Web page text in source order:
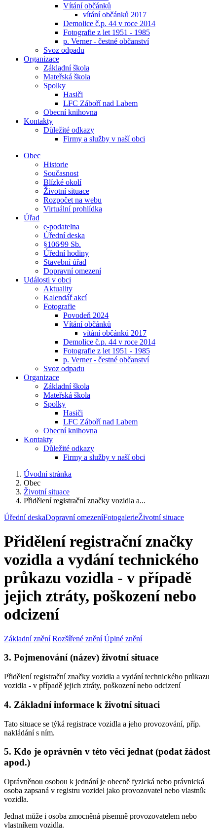
Vítání občánků
vítání občánků 2017
Demolice č.p. 44 v roce 2014
Fotografie z let 1951 - 1985
p. Verner - čestné občanství
Svoz odpadu
Organizace
Základní škola
Mateřská škola
Spolky
Hasiči
LFC Záboří nad Labem
Obecní knihovna
Kontakty
Důležité odkazy
Firmy a služby v naší obci
Obec
Historie
Současnost
Blízké okolí
Životní situace
Rozpočet na webu
Virtuální prohlídka
Úřad
e-podatelna
Úřední deska
§106⁄99 Sb.
Úřední hodiny
Stavební úřad
Dopravní omezení
Události v obci
Aktuality
Kalendář akcí
Fotografie
Povodeň 2024
Vítání občánků
vítání občánků 2017
Demolice č.p. 44 v roce 2014
Fotografie z let 1951 - 1985
p. Verner - čestné občanství
Svoz odpadu
Organizace
Základní škola
Mateřská škola
Spolky
Hasiči
LFC Záboří nad Labem
Obecní knihovna
Kontakty
Důležité odkazy
Firmy a služby v naší obci
Úvodní stránka
Obec
Životní situace
Přidělení registrační značky vozidla a...
Úřední deskaDopravní omezeníFotogalerieŽivotní situace
Přidělení registrační značky
vozidla a vydání technického
průkazu vozidla - v případě
jejich ztráty, poškození nebo
odcizení
Základní znění Rozšířené znění Úplné znění
3. Pojmenování (název) životní situace
Přidělení registrační značky vozidla a vydání technického průkazu
vozidla - v případě jejich ztráty, poškození nebo odcizení
4. Základní informace k životní situaci
Tato situace se týká registrace vozidla a jeho provozování, příp.
nakládání s ním.
5. Kdo je oprávněn v této věci jednat (podat žádost
apod.)
Oprávněnou osobou k jednání je obecně fyzická nebo právnická
osoba zapsaná v registru vozidel jako provozovatel nebo vlastník
vozidla.
Jednat může i osoba zmocněná písemně provozovatelem nebo
vlastníkem vozidla.